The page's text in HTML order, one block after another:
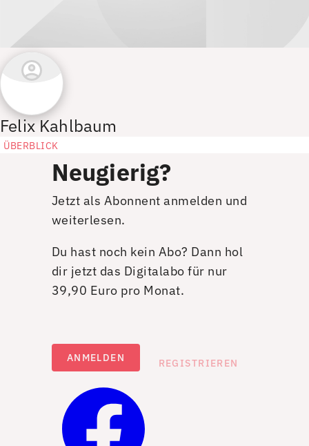
Felix Kahlbaum
ÜBERBLICK
Neugierig?
Jetzt als Abonnent anmelden und
weiterlesen.
Du hast noch kein Abo? Dann hol
dir jetzt das Digitalabo für nur
39,90 Euro pro Monat.
ANMELDEN REGISTRIEREN